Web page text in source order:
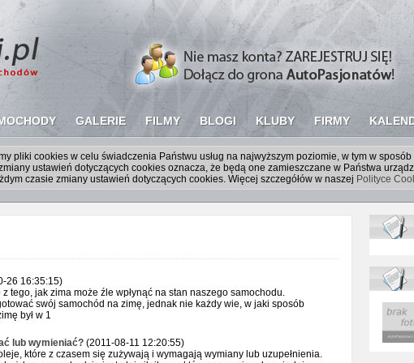
GALERIE FILMY BLOGI KLUBY FIRMY
pliki cookies w celu świadczenia Państwu usług na najwyższym poziomie, w tym w
ustawień dotyczących cookies oznacza, że będą one zamieszczane w Państwa
czasie zmiany ustawień dotyczących cookies. Więcej szczegółów w naszej Polityce
26 16:35:15)
tego, jak zima może źle wpłynąć na stan naszego samochodu.
swój samochód na zimę, jednak nie każdy wie, w jaki sposób
był w 1
lub wymieniać?(2011-08-11 12:20:55)
które z czasem się zużywają i wymagają wymiany lub uzupełnienia.